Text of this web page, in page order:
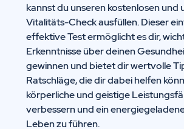
kannst du unseren kostenlosen und
Vitalitäts-Check ausfüllen. Dieser
effektive Test ermöglicht es dir,
Erkenntnisse über deinen
gewinnen und bietet dir wertvolle
Ratschläge, die dir dabei helfen
körperliche und geistige
verbessern und ein
Leben zu führen.